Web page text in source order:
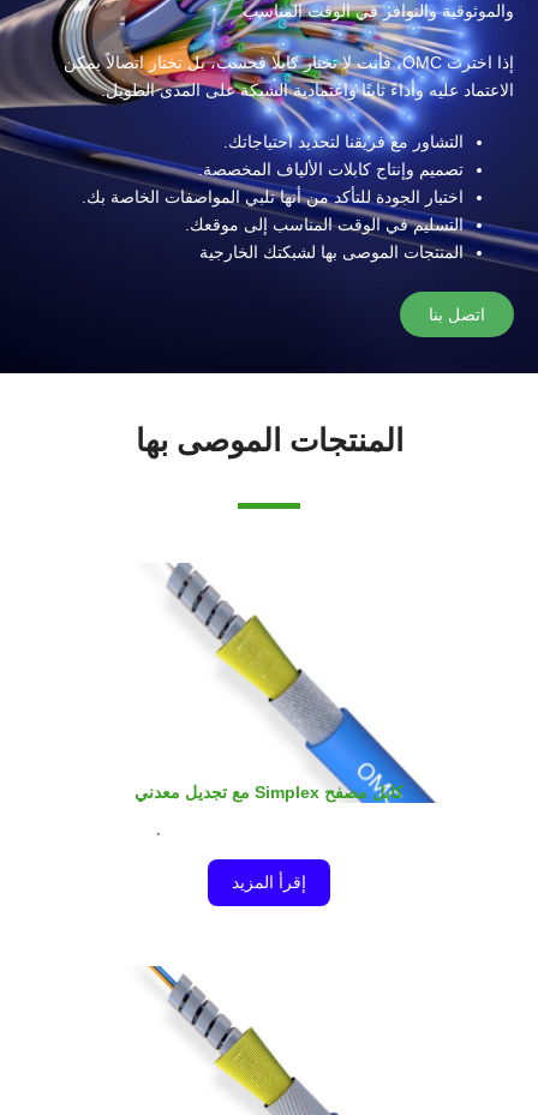
والموثوقية والتوافر في الوقت المناسب.
إذا اخترت OMC، فأنت لا تختار كابلًا فحسب، بل تختار اتصالاً يمكن
الاعتماد عليه وأداءً ثابتًا واعتمادية الشبكة على المدى الطويل.
التشاور مع فريقنا لتحديد احتياجاتك.
تصميم وإنتاج كابلات الألياف المخصصة.
اختبار الجودة للتأكد من أنها تلبي المواصفات الخاصة بك.
التسليم في الوقت المناسب إلى موقعك.
المنتجات الموصى بها لشبكتك الخارجية
اتصل بنا
المنتجات الموصى بها
كابل مصفح Simplex مع تجديل معدني
عازلة ضيقة مقاس 0.6 مم أو 0.9 مم، وأنبوب معدني مرن
مدرع، وطبقة من خيوط الأراميد، وتضفير معدني وسترة
إقرأ المزيد